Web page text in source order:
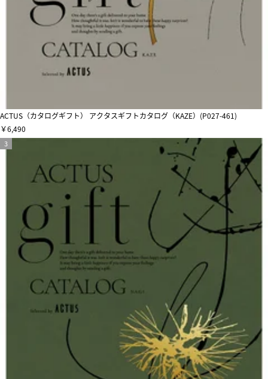
ACTUS（カタログギフト） アクタスギフトカタログ（KAZE）(P027-461)
￥6,490